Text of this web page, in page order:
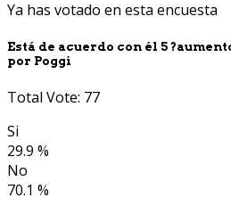
Ya has votado en esta encuesta
Está de acuerdo con él 5
por Poggi
Total Vote: 77
Si
29.9 %
No
70.1 %